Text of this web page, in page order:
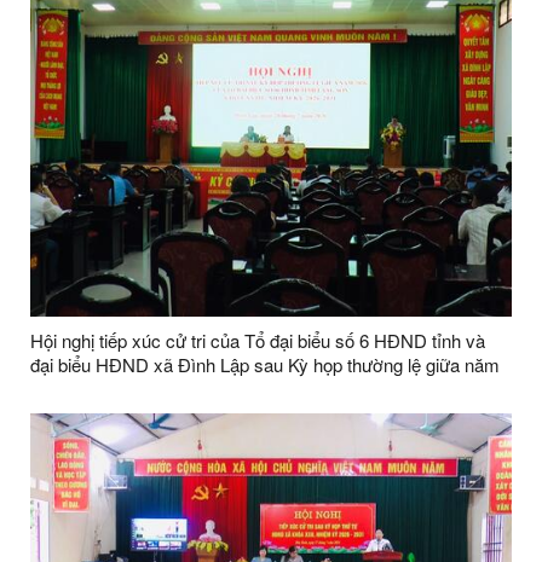
Hội nghị tiếp xúc cử tri của Tổ đại biểu số 6 HĐND tỉnh và
đại biểu HĐND xã Đình Lập sau Kỳ họp thường lệ giữa năm